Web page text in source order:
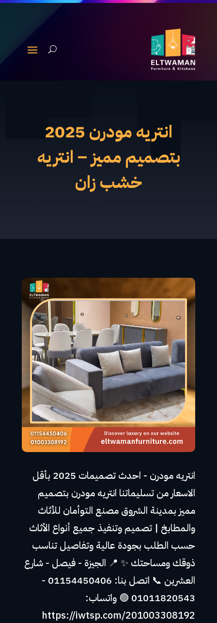
انتريه مودرن 2025
بتصميم مميز – انتريه
خشب زان
انتريه مودرن - احدث تصميمات 2025 بأقل
الاسعار من تسليماتنا انتريه مودرن بتصميم
مميز بمدينة الشروق مصنع التوأمان للأثاث
والمطابخ | تصميم وتنفيذ جميع أنواع الأثاث
حسب الطلب بجودة عالية وتفاصيل تناسب
ذوقك ومساحتك ✨ 📍 الجيزة - فيصل - شارع
العشرين 📞 اتصل بنا: 01154450406 -
01011820543 🟢 واتساب:
https://iwtsp.com/201003308192